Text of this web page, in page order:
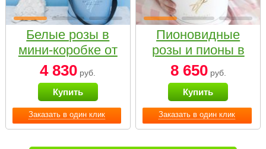
Заказать в один клик
Белые розы в
мини-коробке от
Bella Fiori
4 830 руб.
Купить
Заказать в один клик
Пионовидные
розы и пионы в
белой коробке
Small
8 650руб.
Купить